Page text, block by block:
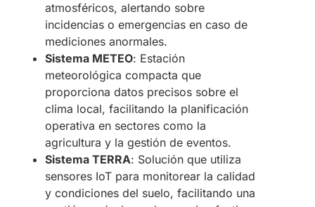
atmosféricos, alertando sobre
incidencias o emergencias en caso de
mediciones anormales. ​
Sistema METEO: Estación
meteorológica compacta que
proporciona datos precisos sobre el
clima local, facilitando la planificación
operativa en sectores como la
agricultura y la gestión de eventos. ​
Sistema TERRA: Solución que utiliza
sensores IoT para monitorear la calidad
y condiciones del suelo, facilitando una